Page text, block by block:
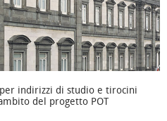
indirizzi di studio e tirocini
del progetto POT